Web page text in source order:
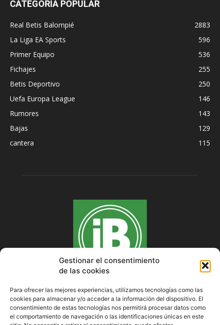
Gestionar el consentimiento
de las cookies
Para ofrecer las mejores experiencias, utilizamos tecnologías como las
cookies para almacenar y/o acceder a la información del dispositivo. El
consentimiento de estas tecnologías nos permitirá procesar datos como
el comportamiento de navegación o las identificaciones únicas en este
CATEGORÍA POPULAR
Real Betis Balompié
2883
La Liga EA Sports
596
Primer Equipo
536
Fichajes
255
Betis Deportivo
250
Uefa Europa League
146
Rumores
143
Bajas
129
cantera
115
SOBRE NOSOTROS